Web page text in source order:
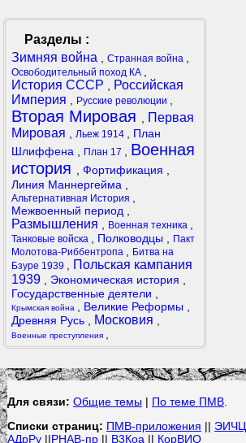
Разделы :
Зимняя война
Странная война
Освободительный поход КА
История СССР
Российская
Империя
Русские революции
Вторая Мировая
Первая
Мировая
Льеж 1914
План
Шлиффена
План 17
Военная
история
Фортификация
Линия Маннергейма
Альтернативная История
Межвоенный период
Размышления Военная техника
Танковые войска Полководцы
Пакт
Молотова-Риббентропа
Битва на
Бзуре 1939
Польская кампания
1939
Экономическая история
Государственные деятели
Крымская война Великие Реформы
Древняя Русь
Московия
Военные преступления
Для связи: Общие темы | По теме ПМВ.
Списки страниц: ПМВ-приложения || ЭИЧЦ
АДрРу||РНАВ-пр|| В3Коа || КорВИО